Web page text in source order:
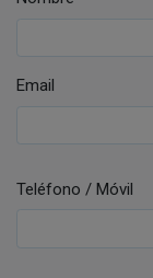
Email
Teléfono / Móvil